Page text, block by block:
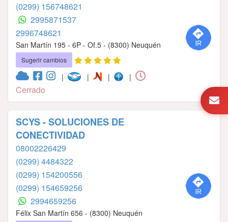
(0299) 156748621
2995871537
2996748621
San Martín 195 - 6P - Of.5 - (8300) Neuquén
Sugerir cambios
| | | |
Cerrado
SCYS - SOLUCIONES DE
CONECTIVIDAD
08002226429
(0299) 4484322
(0299) 154200556
(0299) 154659256
2994659256
Félix San Martín 656 - (8300) Neuquén